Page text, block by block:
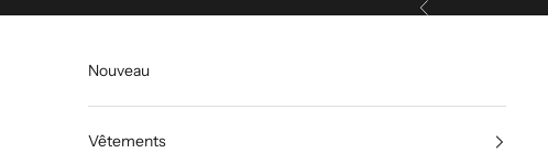
Passer au contenu Précédent
Nouveau
Vêtements